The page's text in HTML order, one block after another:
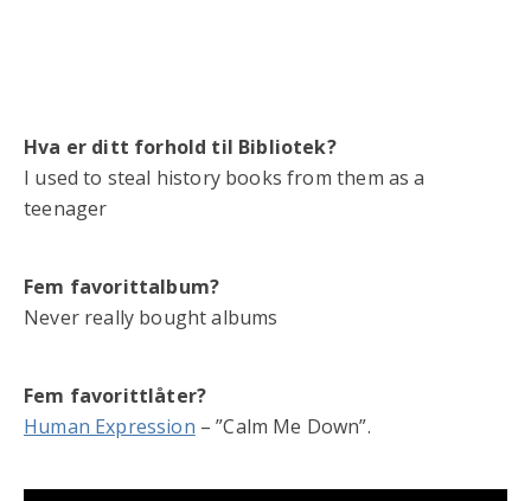
Hva er ditt forhold til Bibliotek?
I used to steal history books from them as a
teenager
Fem favorittalbum?
Never really bought albums
Fem favorittlåter?
Human Expression – ”Calm Me Down”.